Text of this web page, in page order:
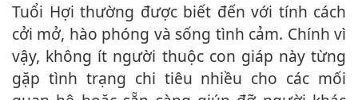
Tuổi Hợi thường được biết đến với tính cách
cởi mở, hào phóng và sống tình cảm. Chính vì
vậy, không ít người thuộc con giáp này từng
gặp tình trạng chi tiêu nhiều cho các mối